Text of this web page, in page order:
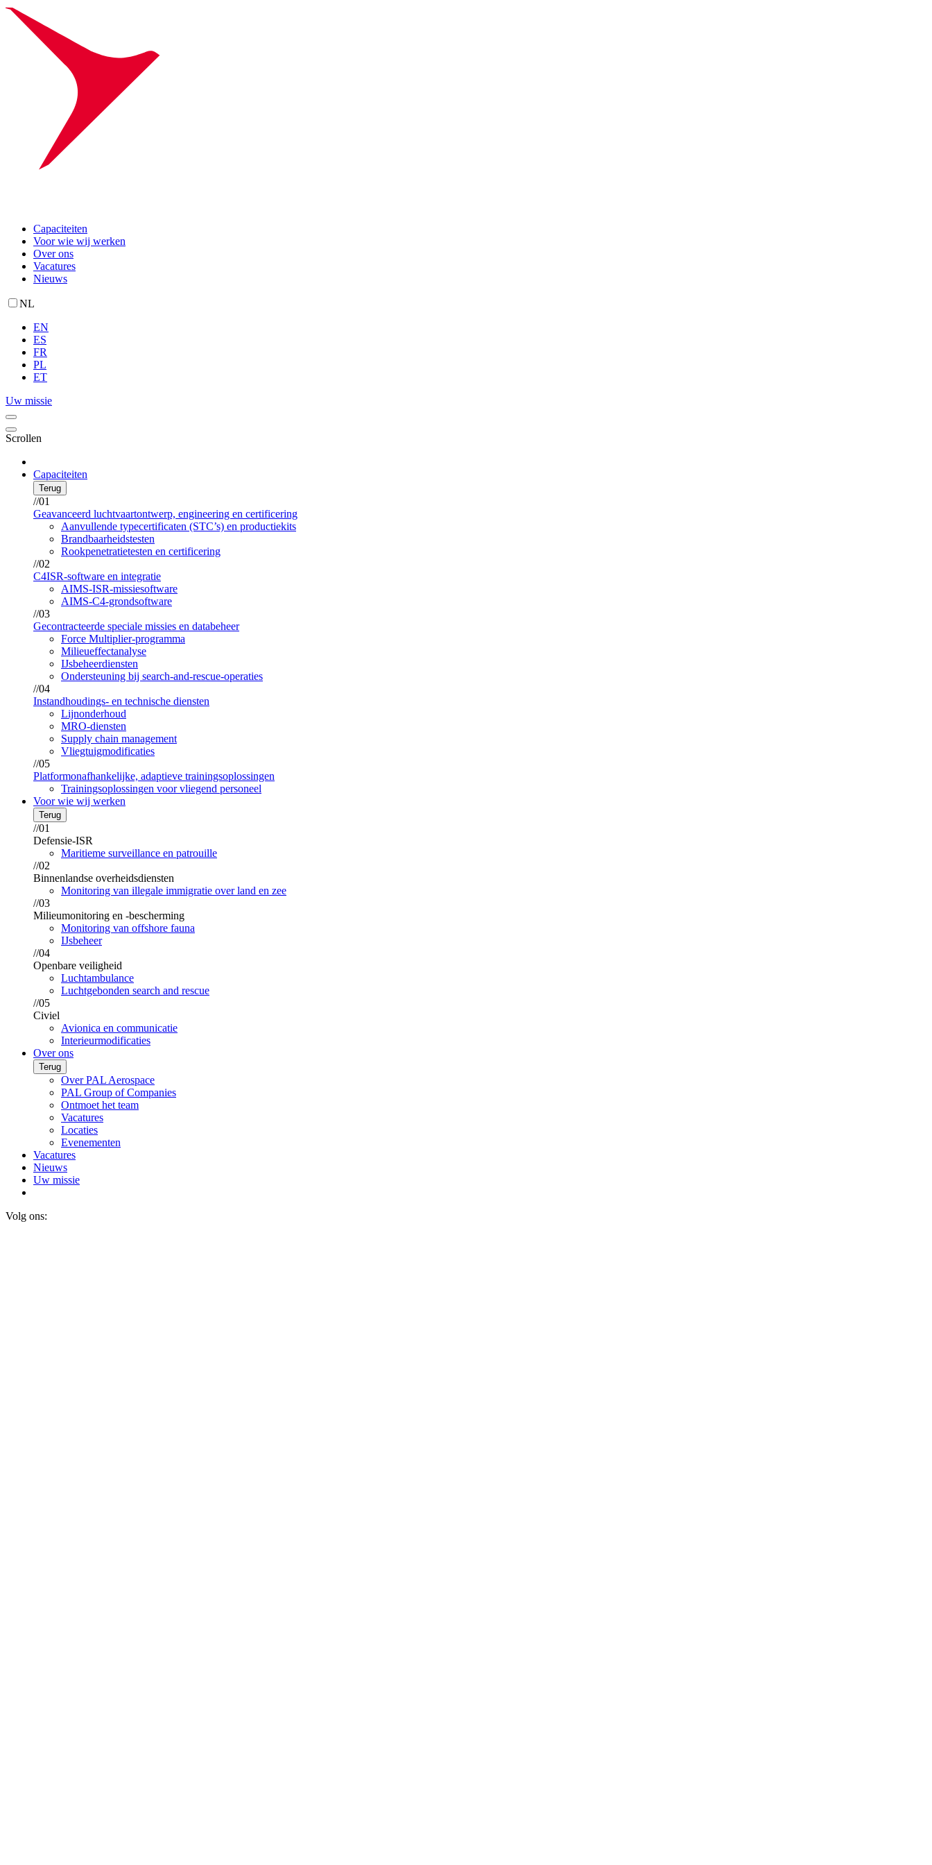
Capaciteiten
Voor wie wij werken
Over ons
Vacatures
Nieuws
NL
EN
ES
FR
PL
ET
Uw missie
Scrollen
Capaciteiten
Terug
//01
Geavanceerd luchtvaartontwerp, engineering en certificering
Aanvullende typecertificaten (STC’s) en productiekits
Brandbaarheidstesten
Rookpenetratietesten en certificering
//02
C4ISR-software en integratie
AIMS-ISR-missiesoftware
AIMS-C4-grondsoftware
//03
Gecontracteerde speciale missies en databeheer
Force Multiplier-programma
Milieueffectanalyse
IJsbeheerdiensten
Ondersteuning bij search-and-rescue-operaties
//04
Instandhoudings- en technische diensten
Lijnonderhoud
MRO-diensten
Supply chain management
Vliegtuigmodificaties
//05
Platformonafhankelijke, adaptieve trainingsoplossingen
Trainingsoplossingen voor vliegend personeel
Voor wie wij werken
Terug
//01
Defensie-ISR
Maritieme surveillance en patrouille
//02
Binnenlandse overheidsdiensten
Monitoring van illegale immigratie over land en zee
//03
Milieumonitoring en -bescherming
Monitoring van offshore fauna
IJsbeheer
//04
Openbare veiligheid
Luchtambulance
Luchtgebonden search and rescue
//05
Civiel
Avionica en communicatie
Interieurmodificaties
Over ons
Terug
Over PAL Aerospace
PAL Group of Companies
Ontmoet het team
Vacatures
Locaties
Evenementen
Vacatures
Nieuws
Uw missie
Volg ons: